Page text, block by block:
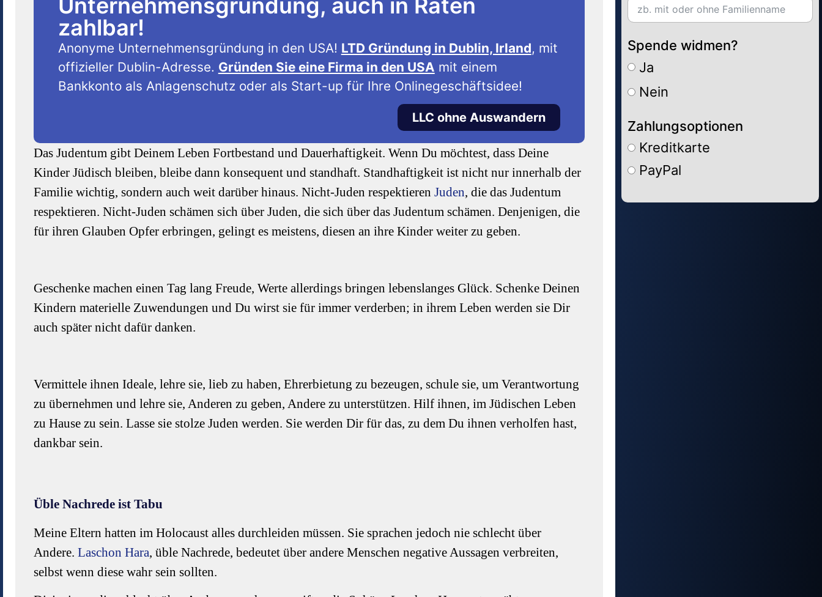
Unternehmensgründung, auch in Raten
zahlbar!
Anonyme Unternehmensgründung in den USA! LTD Gründung in Dublin, Irland, mit
offizieller Dublin-Adresse. Gründen Sie eine Firma in den USA mit einem
Bankkonto als Anlagenschutz oder als Start-up für Ihre Onlinegeschäftsidee!
LLC ohne Auswandern
Das Judentum gibt Deinem Leben Fortbestand und Dauerhaftigkeit. Wenn Du möchtest, dass Deine
Kinder Jüdisch bleiben, bleibe dann konsequent und standhaft. Standhaftigkeit ist nicht nur innerhalb der
Familie wichtig, sondern auch weit darüber hinaus. Nicht-Juden respektieren Juden, die das Judentum
respektieren. Nicht-Juden schämen sich über Juden, die sich über das Judentum schämen. Denjenigen, die
für ihren Glauben Opfer erbringen, gelingt es meistens, diesen an ihre Kinder weiter zu geben.
Geschenke machen einen Tag lang Freude, Werte allerdings bringen lebenslanges Glück. Schenke Deinen
Kindern materielle Zuwendungen und Du wirst sie für immer verderben; in ihrem Leben werden sie Dir
auch später nicht dafür danken.
Vermittele ihnen Ideale, lehre sie, lieb zu haben, Ehrerbietung zu bezeugen, schule sie, um Verantwortung
zu übernehmen und lehre sie, Anderen zu geben, Andere zu unterstützen. Hilf ihnen, im Jüdischen Leben
zu Hause zu sein. Lasse sie stolze Juden werden. Sie werden Dir für das, zu dem Du ihnen verholfen hast,
dankbar sein.
Üble Nachrede ist Tabu
Meine Eltern hatten im Holocaust alles durchleiden müssen. Sie sprachen jedoch nie schlecht über
Andere. Laschon Hara, üble Nachrede, bedeutet über andere Menschen negative Aussagen verbreiten,
selbst wenn diese wahr sein sollten.
Spende widmen?
Ja
Nein
Zahlungsoptionen
Kreditkarte
PayPal
Alternative: